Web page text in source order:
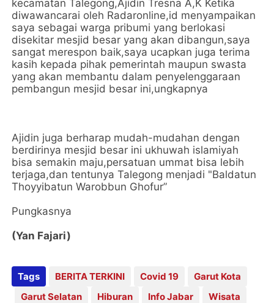
kecamatan Talegong,Ajidin Tresna A,K Ketika
diwawancarai oleh Radaronline,id menyampaikan
saya sebagai warga pribumi yang berlokasi
disekitar mesjid besar yang akan dibangun,saya
sangat merespon baik,saya ucapkan juga terima
kasih kepada pihak pemerintah maupun swasta
yang akan membantu dalam penyelenggaraan
pembangun mesjid besar ini,ungkapnya
Ajidin juga berharap mudah-mudahan dengan
berdirinya mesjid besar ini ukhuwah islamiyah
bisa semakin maju,persatuan ummat bisa lebih
terjaga,dan tentunya Talegong menjadi "Baldatun
Thoyyibatun Warobbun Ghofur”
Pungkasnya
(Yan Fajari)
Tags BERITA TERKINI Covid 19
Garut Kota
Garut Selatan
Hiburan Info Jabar Wisata